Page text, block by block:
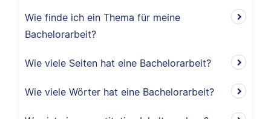
Wie finde ich ein Thema für meine
Bachelorarbeit?
Wie viele Seiten hat eine Bachelorarbeit?
Wie viele Wörter hat eine Bachelorarbeit?